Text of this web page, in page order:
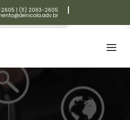
2605 | (11) 2063-2605